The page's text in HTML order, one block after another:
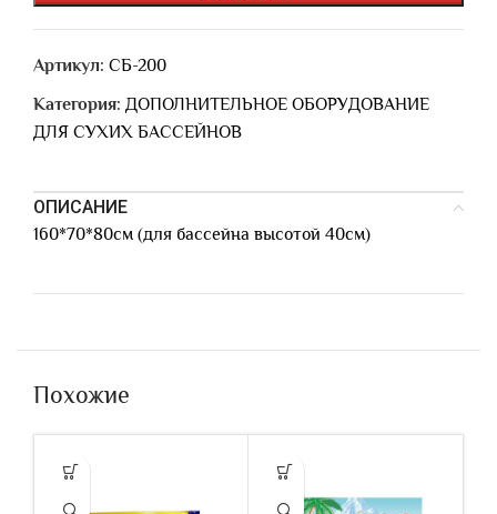
Артикул: СБ-200
Категория: ДОПОЛНИТЕЛЬНОЕ ОБОРУДОВАНИЕ
ДЛЯ СУХИХ БАССЕЙНОВ
ОПИСАНИЕ
160*70*80см (для бассейна высотой 40см)
Похожие